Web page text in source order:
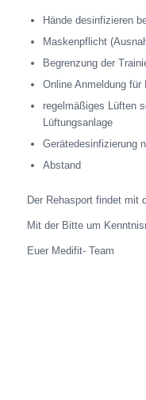
Hände desinfizieren
Maskenpflicht
Begrenzung der
Online Anmeldung für
regelmäßiges Lüften
Lüftungsanlage
Gerätedesinfizierung
Abstand
Der Rehasport findet mit
Mit der Bitte um
Euer Medifit- Team